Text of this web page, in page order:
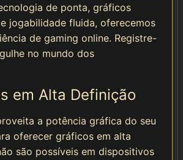
de ponta, gráficos
jogabilidade fluida, oferecemos
de gaming online. Registre-
no mundo dos
em Alta Definição
a potência gráfica do seu
oferecer gráficos em alta
são possíveis em dispositivos